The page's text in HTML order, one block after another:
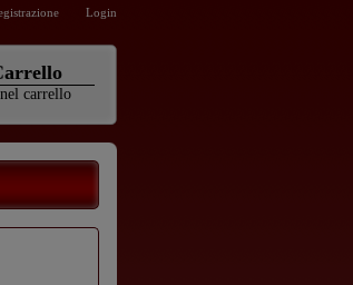
Login
nel carrello